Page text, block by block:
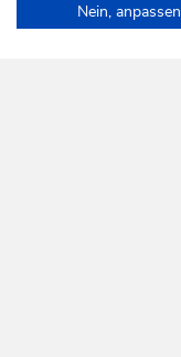
Nein, anpassen